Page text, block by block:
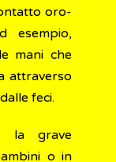
oro-
esempio,
mani che
attraverso
feci.
la grave
o in